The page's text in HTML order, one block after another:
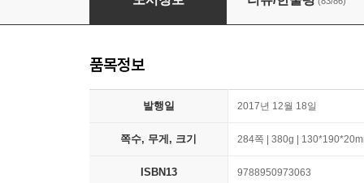
품목정보
발행일 2017년 12월 18일
쪽수, 무게, 크기 284쪽 | 380g |
ISBN13 9788950973063